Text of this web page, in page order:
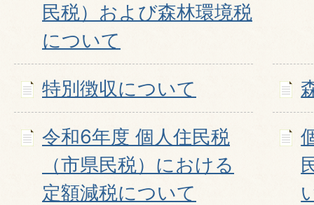
民税）および森林環境税
について
特別徴収について
令和6年度 個人住民税
（市県民税）における
定額減税について